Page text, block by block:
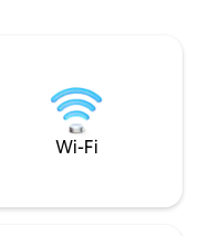
Wi-Fi